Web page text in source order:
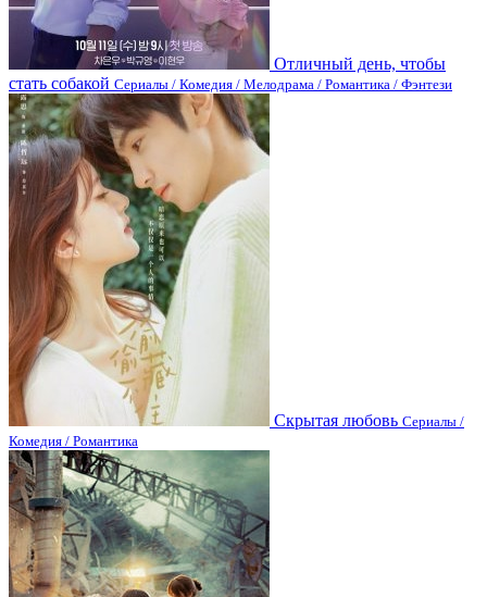
Отличный день, чтобы
стать собакой Сериалы / Комедия / Мелодрама / Романтика / Фэнтези
Скрытая любовь Сериалы /
Комедия / Романтика